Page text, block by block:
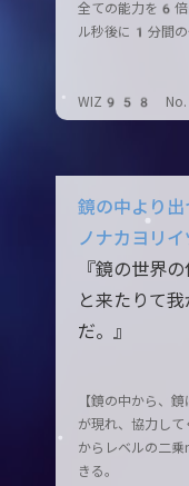
全ての能力を6倍
ル秒後に1分間の
WIZ958
鏡の中より出
ノナカヨリイ
『鏡の世界
と来たりて
だ。』
【鏡の中から、
が現れ、協力し
からレベルの二
きる。